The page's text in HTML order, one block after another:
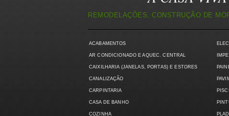
REMODELAÇÕES, CONSTRUÇÃO DE
ACABAMENTOS
AR CONDICIONADO E AQUEC. CENTRAL
CAIXILHARIA (JANELAS, PORTAS) E ESTORES
CANALIZAÇÃO
CARPINTARIA
CASA DE BANHO
COZINHA